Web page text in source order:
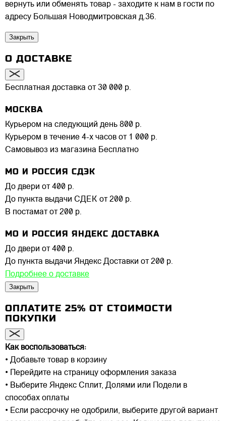
вернуть или обменять товар - заходите к нам в гости по
адресу Большая Новодмитровская д.36.
Закрыть
О ДОСТАВКЕ
Бесплатная доставка от 30 000 р.
МОСКВА
Курьером на следующий день 800 р.
Курьером в течение 4-х часов от 1 000 р.
Самовывоз из магазина Бесплатно
МО И РОССИЯ СДЭК
До двери от 400 р.
До пункта выдачи СДЕК от 200 р.
В постамат от 200 р.
МО И РОССИЯ ЯНДЕКС ДОСТАВКА
До двери от 400 р.
До пункта выдачи Яндекс Доставки от 200 р.
Подробнее о доставке
Закрыть
ОПЛАТИТЕ 25% ОТ СТОИМОСТИ
ПОКУПКИ
Как воспользоваться:
• Добавьте товар в корзину
• Перейдите на страницу оформления заказа
• Выберите Яндекс Сплит, Долями или Подели в
способах оплаты
• Если рассрочку не одобрили, выберите другой вариант